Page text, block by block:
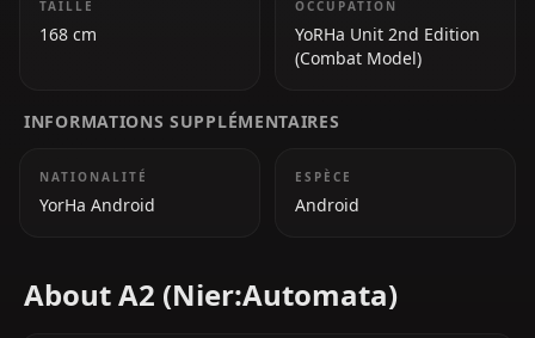
TAILLE
168 cm
OCCUPATION
YoRHa Unit 2nd Edition
(Combat Model)
INFORMATIONS SUPPLÉMENTAIRES
NATIONALITÉ
YorHa Android
ESPÈCE
Android
About A2 (Nier:Automata)